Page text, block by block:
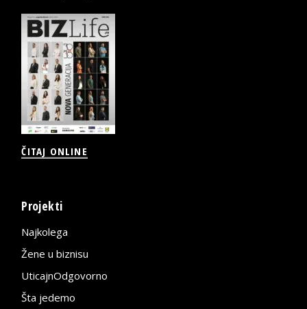
ČITAJ ONLINE
Projekti
Najkolega
Žene u biznisu
UticajnOdgovorno
Šta jedemo